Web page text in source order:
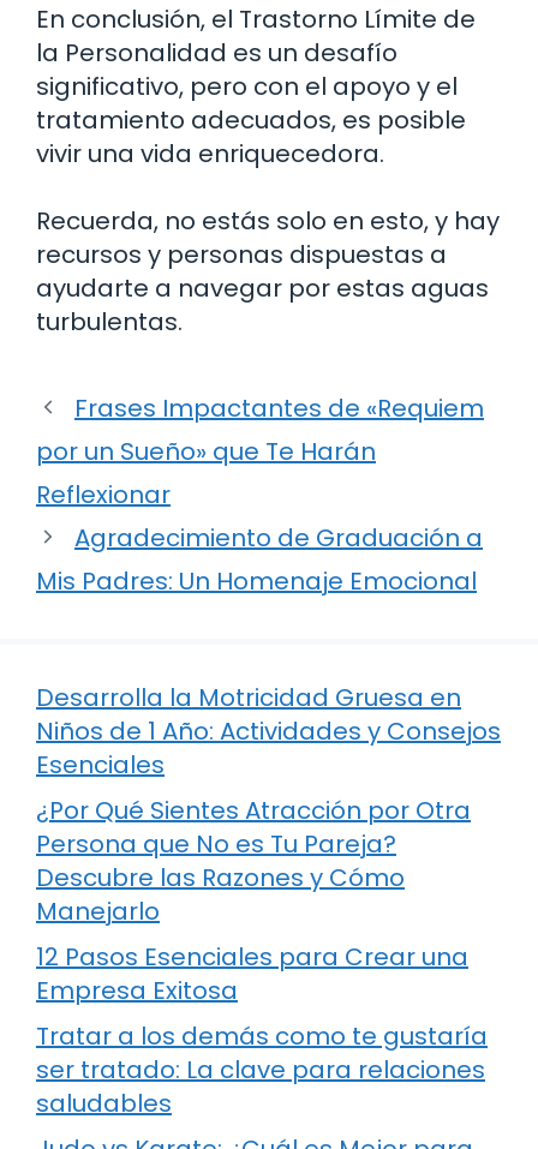
En conclusión, el Trastorno Límite de
la Personalidad es un desafío
significativo, pero con el apoyo y el
tratamiento adecuados, es posible
vivir una vida enriquecedora.
Recuerda, no estás solo en esto, y hay
recursos y personas dispuestas a
ayudarte a navegar por estas aguas
turbulentas.
Frases Impactantes de «Requiem
por un Sueño» que Te Harán
Reflexionar
Agradecimiento de Graduación a
Mis Padres: Un Homenaje Emocional
Desarrolla la Motricidad Gruesa en
Niños de 1 Año: Actividades y Consejos
Esenciales
¿Por Qué Sientes Atracción por Otra
Persona que No es Tu Pareja?
Descubre las Razones y Cómo
Manejarlo
12 Pasos Esenciales para Crear una
Empresa Exitosa
Tratar a los demás como te gustaría
ser tratado: La clave para relaciones
saludables